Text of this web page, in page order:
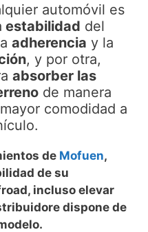
automóvil es
estabilidad del
adherencia y la
, y por otra,
absorber las
de manera
comodidad a
de Mofuen,
de su
incluso elevar
dispone de